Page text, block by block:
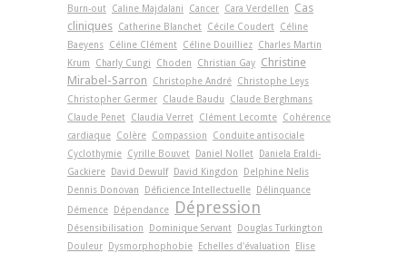
Burn-out Caline Majdalani Cancer Cara Verdellen
Cas
cliniques Catherine Blanchet Cécile Coudert Céline
Baeyens Céline Clément Céline Douilliez Charles Martin
Krum
Charly Cungi Choden Christian Gay Christine
Mirabel-Sarron
Christophe André Christophe Leys
Christopher Germer Claude Baudu
Claude Berghmans
Claude Penet Claudia Verret Clément Lecomte Cohérence
cardiaque Colère Compassion
Conduite antisociale
Cyclothymie Cyrille Bouvet Daniel Nollet
Daniela Eraldi-
Gackiere
David Dewulf David Kingdon
Delphine Nelis
Dennis Donovan
Déficience Intellectuelle
Délinquance
Démence
Dépendance Dépression
Désensibilisation Dominique Servant
Douglas Turkington
Douleur
Dysmorphophobie Echelles d'évaluation
Elise